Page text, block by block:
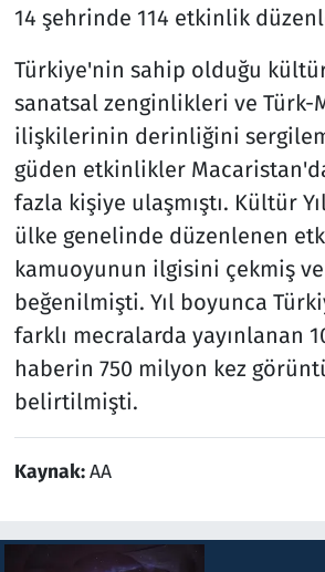
14 şehrinde 114 etkinlik
Türkiye'nin sahip olduğu
sanatsal zenginlikleri ve Türk-
ilişkilerinin derinliğini
güden etkinlikler
fazla kişiye ulaşmıştı. Kültür
ülke genelinde düzenlenen
kamuoyunun ilgisini çekmiş
beğenilmişti. Yıl boyunca
farklı mecralarda yayınlanan
haberin 750 milyon kez
belirtilmişti.
Kaynak:AA